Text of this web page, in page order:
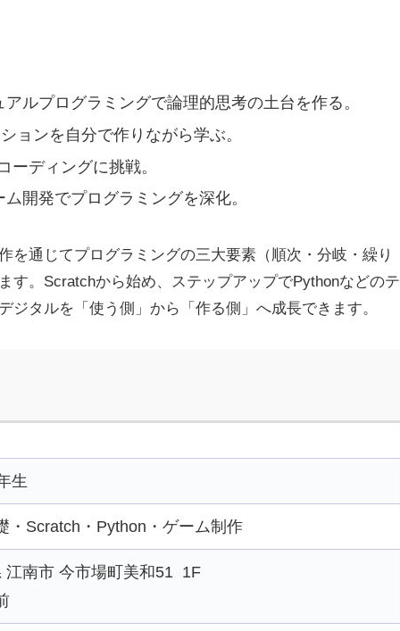
アルプログラミングで論理的思考の土台を作る。
ョンを自分で作りながら学ぶ。
ーディングに挑戦。
開発でプログラミングを深化。
を通じてプログラミングの三大要素（順次・分岐・繰り
す。Scratchから始め、ステップアップでPythonなどのテ
ジタルを「使う側」から「作る側」へ成長できます。
生
・Scratch・Python・ゲーム制作
江南市 今市場町美和51 1F